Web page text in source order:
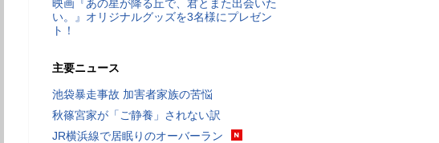
映画『あの星が降る丘で、君とまた出会いた
い。』オリジナルグッズを3名様にプレゼン
ト！
主要ニュース
池袋暴走事故 加害者家族の苦悩
秋篠宮家が「ご静養」されない訳
JR横浜線で居眠りのオーバーラン